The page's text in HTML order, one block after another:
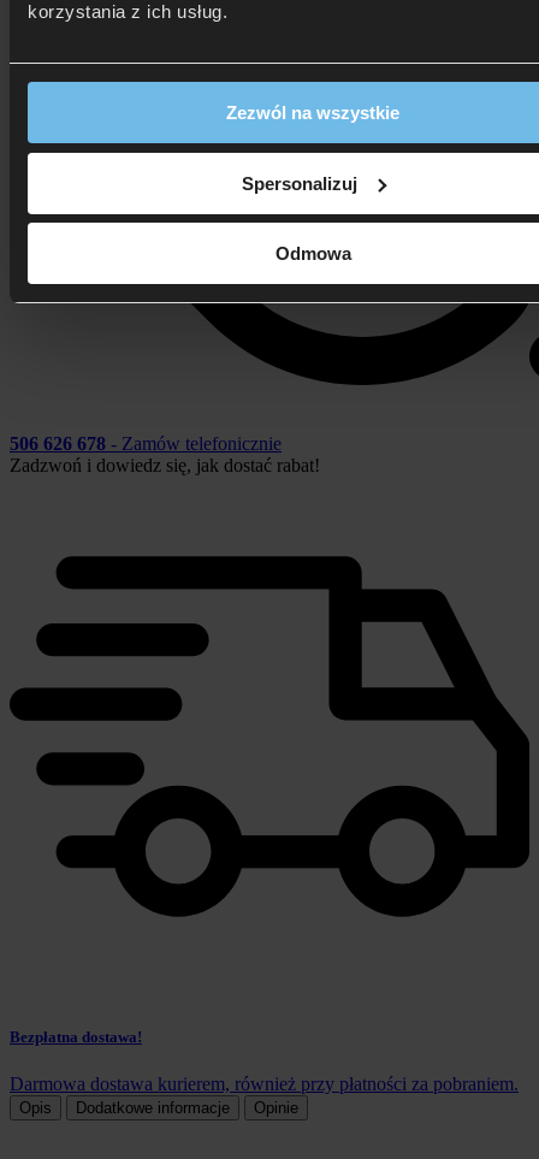
korzystania z ich usług.
Zezwól na wszystkie
Spersonalizuj
Odmowa
506 626 678 - Zamów telefonicznie
Zadzwoń i dowiedz się, jak dostać rabat!
Bezpłatna dostawa!
Darmowa dostawa kurierem, również przy płatności za pobraniem.
Opis Dodatkowe informacje Opinie